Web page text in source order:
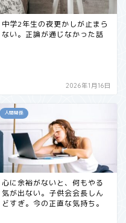
中学2年生の夜更かしが止まら
ない。正論が通じなかった話
2026年1月16日
人間関係
心に余裕がないと、何もやる
気が出ない。子供会会長しん
どすぎ。今の正直な気持ち。